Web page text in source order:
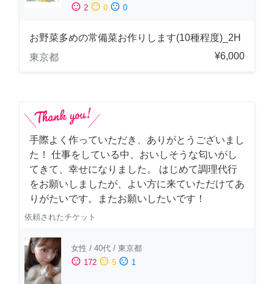
sentiment_satisfied 2 sentiment_neutral 0 sentiment_dissatisfied 0
お野菜多めの常備菜お作りします(10種程度)_2H
東京都
¥6,000
手際よく作っていただき、ありがとうございまし
た！ 仕事をしている中、おいしそうな匂いがし
てきて、幸せになりました。 はじめて調理代行
をお願いしましたが、よい方に来ていただけてあ
りがたいです。またお願いしたいです！
依頼されたチケット
女性 / 40代 / 東京都
sentiment_satisfied 172 sentiment_neutral 5 sentiment_dissatisfied 1